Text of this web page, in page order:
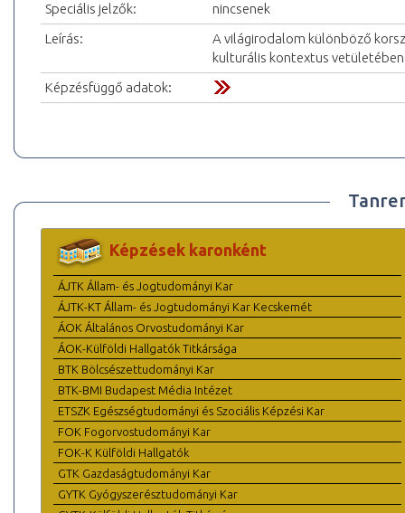
Speciális jelzők:
nincsenek
Leírás:
A világirodalom különböző
kulturális kontextus
Képzésfüggő adatok:
Képzések karonként
ÁJTK Állam- és Jogtudományi Kar
ÁJTK-KT Állam- és Jogtudományi Kar Kecskemét
ÁOK Általános Orvostudományi Kar
ÁOK-Külföldi Hallgatók Titkársága
BTK Bölcsészettudományi Kar
BTK-BMI Budapest Média Intézet
ETSZK Egészségtudományi és Szociális Képzési Kar
FOK Fogorvostudományi Kar
FOK-K Külföldi Hallgatók
GTK Gazdaságtudományi Kar
GYTK Gyógyszerésztudományi Kar